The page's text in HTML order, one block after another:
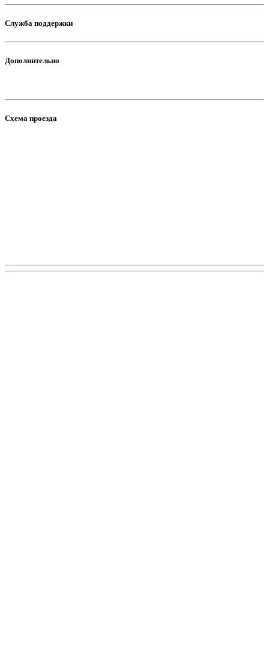
Служба поддержки
Дополнительно
Схема проезда